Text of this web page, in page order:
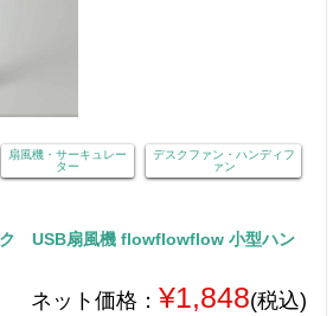
扇風機・サーキュレー
ター
デスクファン・ハンディフ
ァン
ク USB扇風機 flowflowflow 小型ハン
ネット価格： ¥1,848(税込)